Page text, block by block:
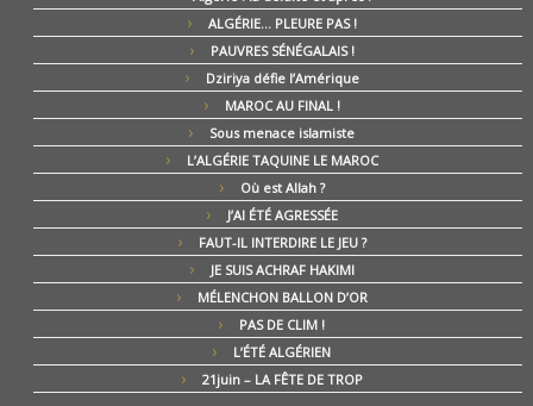
ALGÉRIE… PLEURE PAS !
PAUVRES SÉNÉGALAIS !
Dziriya défie l’Amérique
MAROC AU FINAL !
Sous menace islamiste
L’ALGÉRIE TAQUINE LE MAROC
Où est Allah ?
J’AI ÉTÉ AGRESSÉE
FAUT-IL INTERDIRE LE JEU ?
JE SUIS ACHRAF HAKIMI
MÉLENCHON BALLON D’OR
PAS DE CLIM !
L’ÉTÉ ALGÉRIEN
21juin – LA FÊTE DE TROP